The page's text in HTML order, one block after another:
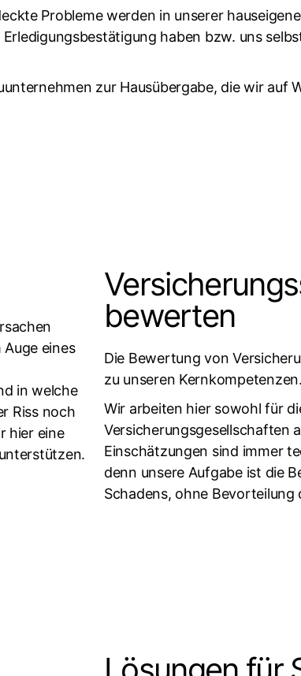
Probleme werden in unserer
haben bzw. uns
zur Hausübergabe, die wir auf
eines
in welche
Riss noch
hier eine
bewerten
Die Bewertung von
zu unseren Kernkompetenzen.
Wir arbeiten hier sowohl für
Versicherungsgesellschaften
Einschätzungen sind immer
denn unsere Aufgabe ist die
Schadens, ohne Bevorteilung